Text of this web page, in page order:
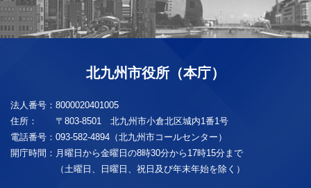
北九州市役所（本庁）
法人番号： 8000020401005
住所：
〒803-8501 北九州市小倉北区城内1番1号
電話番号： 093-582-4894（北九州市コールセンター）
開庁時間： 月曜日から金曜日の8時30分から17時15分まで
（土曜日、日曜日、祝日及び年末年始を除く）